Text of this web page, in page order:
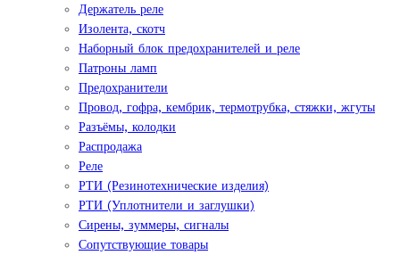
Держатель реле
Изолента, скотч
Наборный блок предохранителей и реле
Патроны ламп
Предохранители
Провод, гофра, кембрик, термотрубка, стяжки, жгуты
Разъёмы, колодки
Распродажа
Реле
РТИ (Резинотехнические изделия)
РТИ (Уплотнители и заглушки)
Сирены, зуммеры, сигналы
Сопутствующие товары